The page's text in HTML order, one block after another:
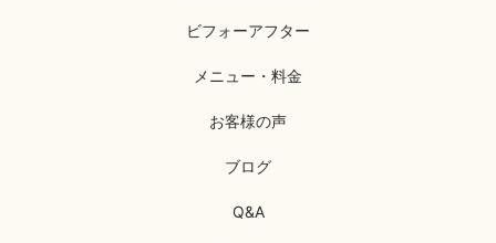
ビフォーアフター
メニュー・料金
お客様の声
ブログ
Q&A